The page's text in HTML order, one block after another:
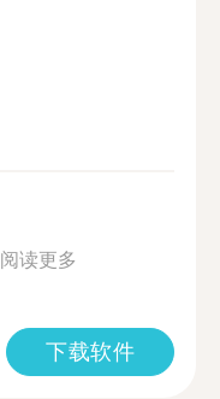
阅读更多
下载软件